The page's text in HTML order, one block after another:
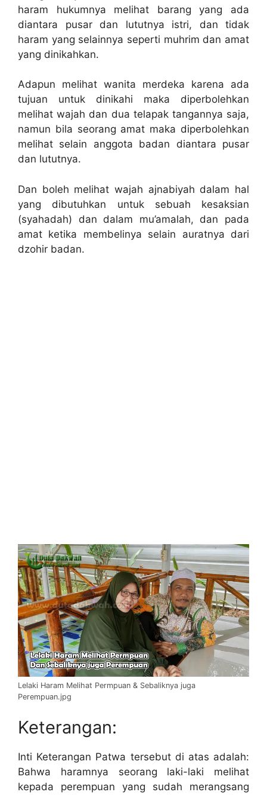
haram hukumnya melihat barang yang ada
diantara pusar dan lututnya istri, dan tidak
haram yang selainnya seperti muhrim dan amat
yang dinikahkan.
Adapun melihat wanita merdeka karena ada
tujuan untuk dinikahi maka diperbolehkan
melihat wajah dan dua telapak tangannya saja,
namun bila seorang amat maka diperbolehkan
melihat selain anggota badan diantara pusar
dan lututnya.
Dan boleh melihat wajah ajnabiyah dalam hal
yang dibutuhkan untuk sebuah kesaksian
(syahadah) dan dalam mu’amalah, dan pada
amat ketika membelinya selain auratnya dari
dzohir badan.
Lelaki Haram Melihat Permpuan & Sebaliknya juga
Perempuan.jpg
Keterangan:
Inti Keterangan Patwa tersebut di atas adalah:
Bahwa haramnya seorang laki-laki melihat
kepada perempuan yang sudah merangsang